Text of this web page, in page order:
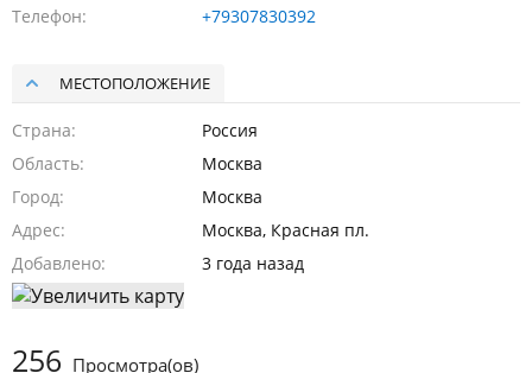
Телефон +79307830392
МЕСТОПОЛОЖЕНИЕ
Страна
Россия
Область
Москва
Город
Москва
Адрес
Москва, Красная пл.
Добавлено
3 года назад
256 Просмотра(ов)